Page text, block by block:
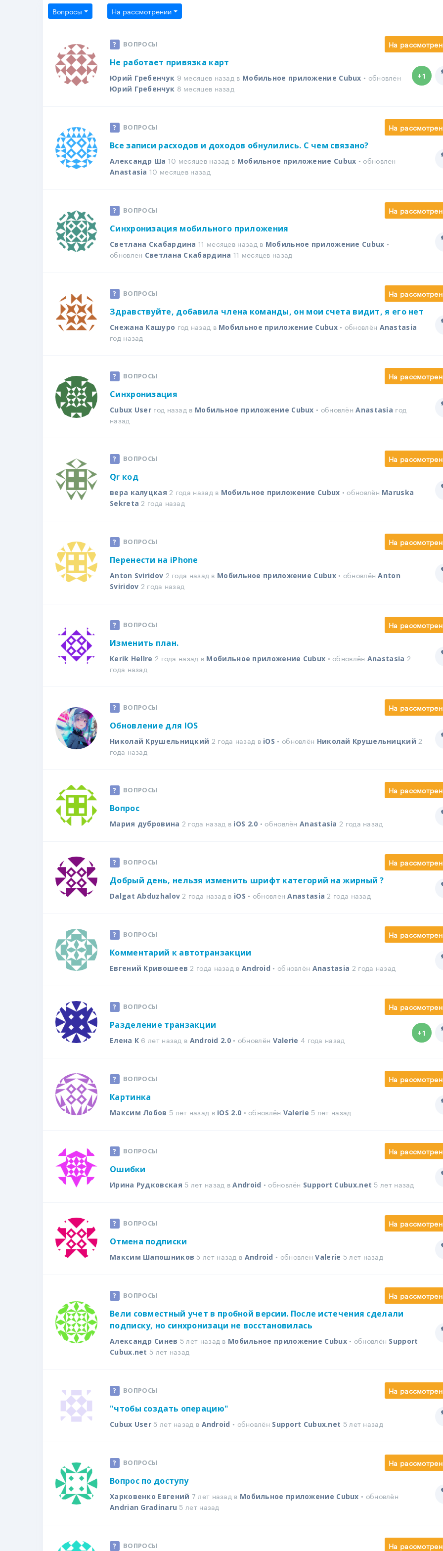
Вопросы На рассмотрении
ВОПРОСЫ
На
Не работает привязка карт
Юрий Гребенчук 9 месяцев назад в Мобильное приложение Cubux • обновлён
Юрий Гребенчук 8 месяцев назад
+1
ВОПРОСЫ
На
Все записи расходов и доходов обнулились. С чем связано?
Александр Ша 10 месяцев назад в Мобильное приложение Cubux • обновлён
Anastasia 10 месяцев назад
ВОПРОСЫ
На
Синхронизация мобильного приложения
Светлана Скабардина 11 месяцев назад в Мобильное приложение Cubux •
обновлён Светлана Скабардина 11 месяцев назад
ВОПРОСЫ
На
Здравствуйте, добавила члена команды, он мои счета видит, я его нет
Снежана Кашуро год назад в Мобильное приложение Cubux• обновлён Anastasia
год назад
ВОПРОСЫ
На
Синхронизация
Cubux User год назад в Мобильное приложение Cubux • обновлёнAnastasia год
назад
ВОПРОСЫ
На
Qr код
вера калуцкая 2 года назад в Мобильное приложение Cubux • обновлён Maruska
Sekreta 2 года назад
ВОПРОСЫ
На
Перенести на iPhone
Anton Sviridov 2 года назад в Мобильное приложение Cubux• обновлёнAnton
Sviridov 2 года назад
ВОПРОСЫ
На
Изменить план.
Kerik Hellre 2 года назад в Мобильное приложение Cubux • обновлён Anastasia 2
года назад
ВОПРОСЫ
На
Обновление для IOS
Николай Крушельницкий 2 года назад в iOS • обновлён Николай Крушельницкий 2
года назад
ВОПРОСЫ
На
Вопрос
Мария дубровина 2 года назад в iOS 2.0 • обновлёнAnastasia 2 года назад
ВОПРОСЫ
На
Добрый день, нельзя изменить шрифт категорий на жирный ?
Dalgat Abduzhalov 2 года назад в iOS • обновлёнAnastasia 2 года назад
ВОПРОСЫ
На
Комментарий к автотранзакции
Евгений Кривошеев 2 года назад в Android • обновлён Anastasia 2 года назад
ВОПРОСЫ
На
Разделение транзакции
Елена К 6 лет назад в Android 2.0• обновлён Valerie 4 года назад
+1
ВОПРОСЫ
На
Картинка
Максим Лобов 5 лет назад в iOS 2.0 • обновлён Valerie 5 лет назад
ВОПРОСЫ
На
Ошибки
Ирина Рудковская 5 лет назад вAndroid • обновлён Support Cubux.net 5 лет назад
ВОПРОСЫ
На
Отмена подписки
Максим Шапошников 5 лет назад в Android • обновлёнValerie 5 лет назад
ВОПРОСЫ
На
Вели совместный учет в пробной версии. После истечения сделали
подписку, но синхронизаци не восстановилась
Александр Синев 5 лет назад в Мобильное приложение Cubux• обновлён Support
Cubux.net 5 лет назад
ВОПРОСЫ
На
"чтобы создать операцию"
Cubux User 5 лет назад в Android • обновлён Support Cubux.net 5 лет назад
ВОПРОСЫ
На
Вопрос по доступу
Харковенко Евгений 7 лет назад в Мобильное приложение Cubux • обновлён
Andrian Gradinaru 5 лет назад
ВОПРОСЫ На